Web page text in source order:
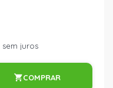
sem juros
COMPRAR